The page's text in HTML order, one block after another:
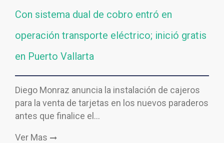
Con sistema dual de cobro entró en
operación transporte eléctrico; inició gratis
en Puerto Vallarta
Diego Monraz anuncia la instalación de cajeros
para la venta de tarjetas en los nuevos paraderos
antes que finalice el…
Ver Mas